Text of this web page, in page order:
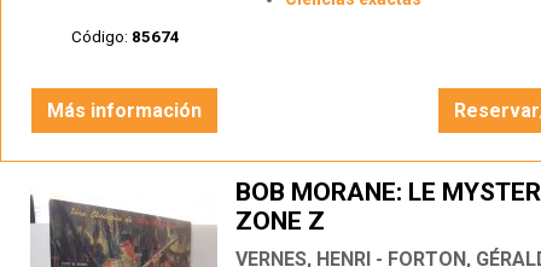
Código: 85674
Más información
BOB MORANE: LE
ZONE Z
VERNES, HENRI - FORTON,